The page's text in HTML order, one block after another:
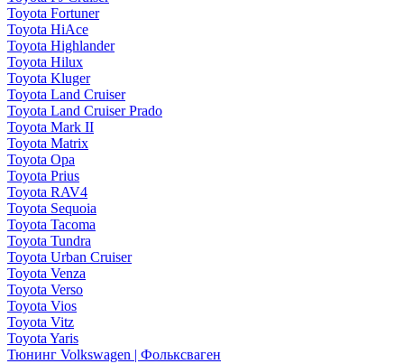
Toyota Fortuner
Toyota HiAce
Toyota Highlander
Toyota Hilux
Toyota Kluger
Toyota Land Cruiser
Toyota Land Cruiser Prado
Toyota Mark II
Toyota Matrix
Toyota Opa
Toyota Prius
Toyota RAV4
Toyota Sequoia
Toyota Tacoma
Toyota Tundra
Toyota Urban Cruiser
Toyota Venza
Toyota Verso
Toyota Vios
Toyota Vitz
Toyota Yaris
Тюнинг Volkswagen | Фольксваген